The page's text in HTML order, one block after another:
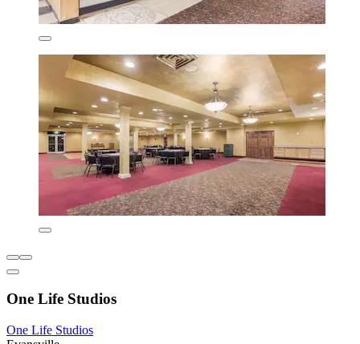
One Life Studios
One Life Studios